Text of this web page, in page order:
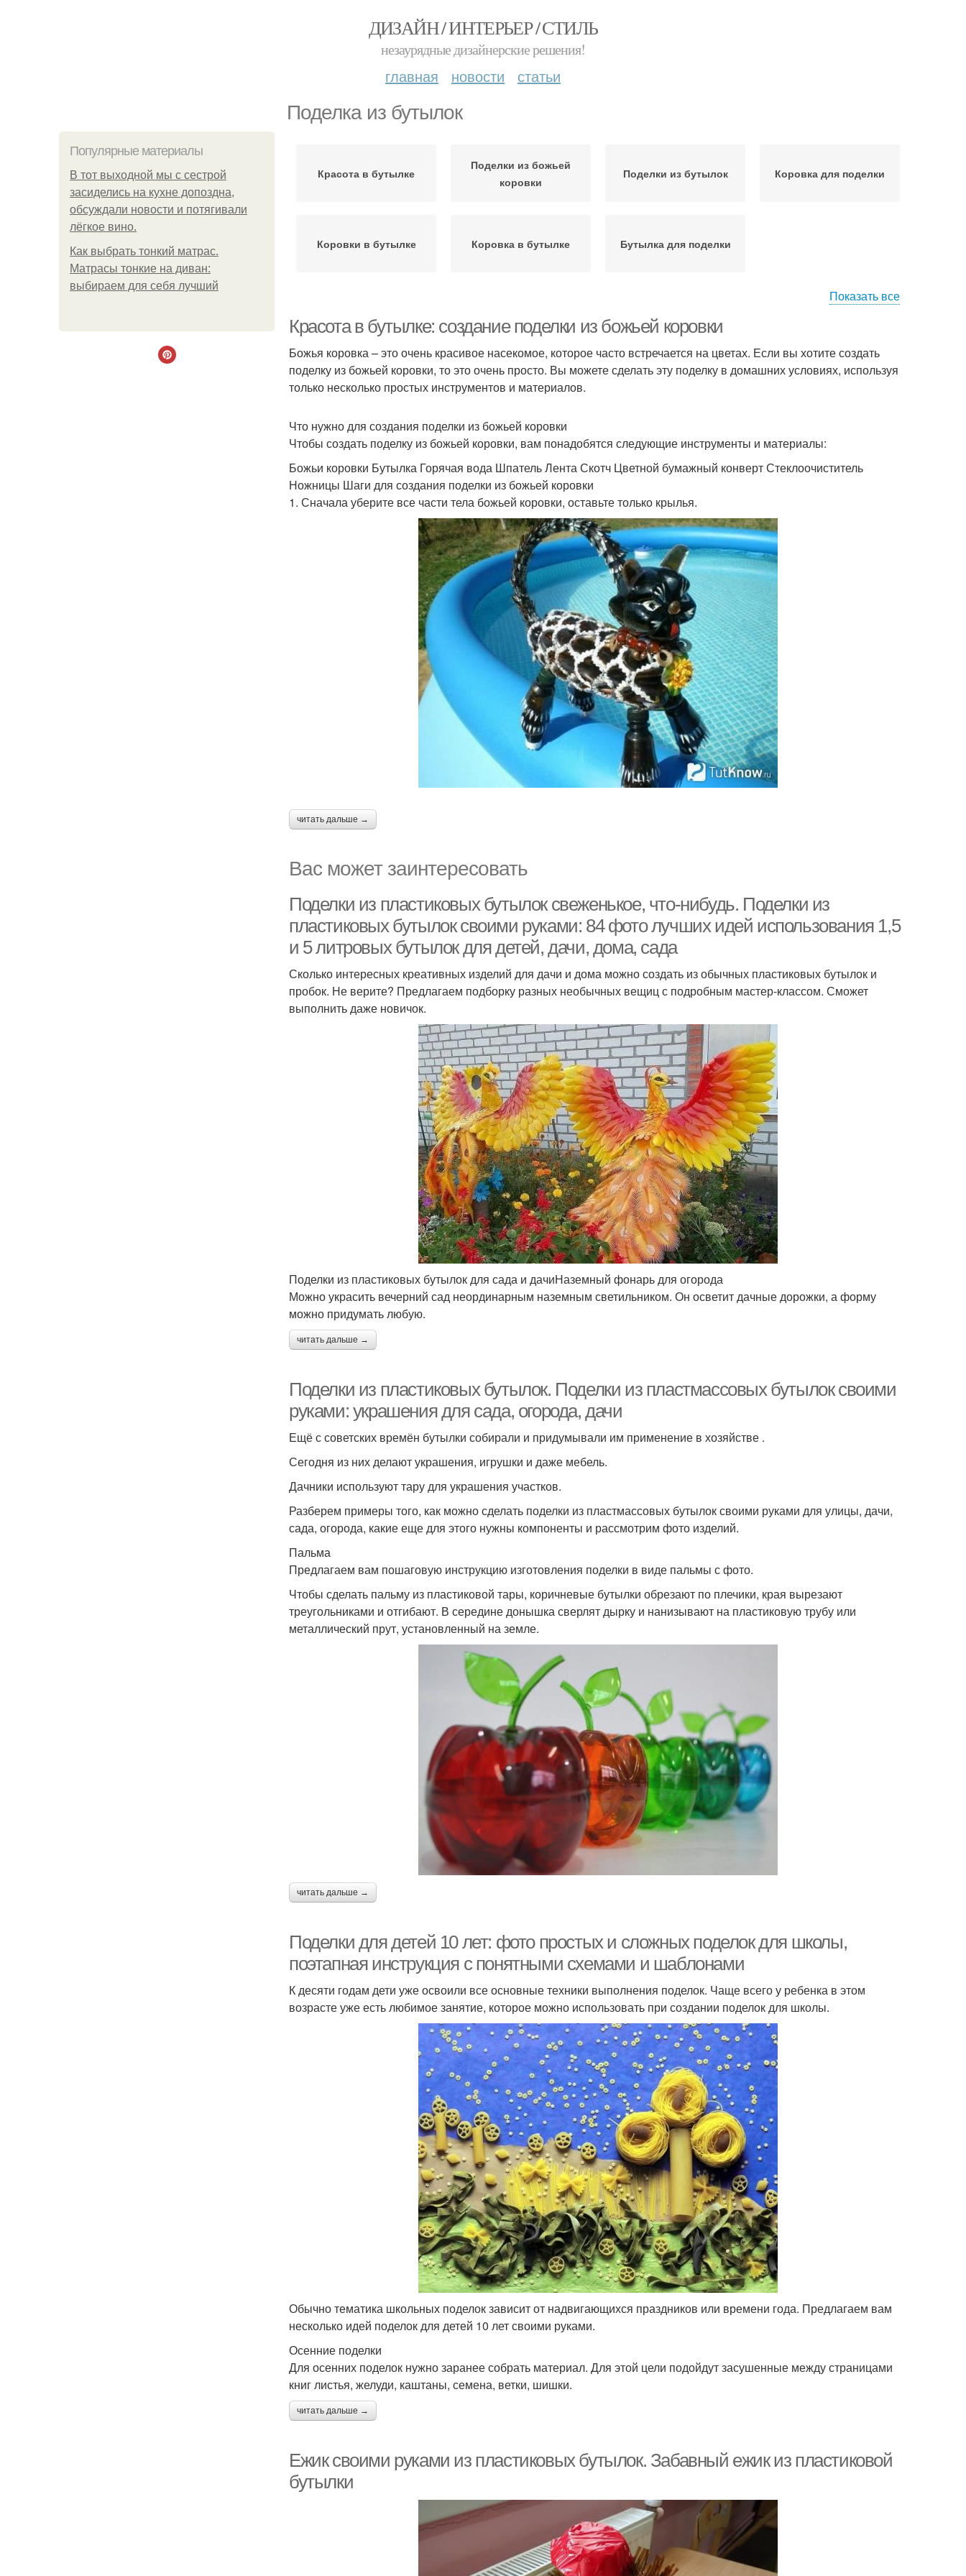
ДИЗАЙН / ИНТЕРЬЕР / СТИЛЬ
незаурядные дизайнерские решения!
главная новости статьи
Поделка из бутылок
Популярные материалы
В тот выходной мы с сестрой
засиделись на кухне допоздна,
обсуждали новости и потягивали
лёгкое вино.
Как выбрать тонкий матрас.
Матрасы тонкие на диван:
выбираем для себя лучший
Красота в бутылке
Поделки из божьей
коровки
Поделки из бутылок Коровка для поделки
Коровки в бутылке Коровка в бутылке Бутылка для поделки
Показать все
Красота в бутылке: создание поделки из божьей коровки
Божья коровка – это очень красивое насекомое, которое часто встречается на цветах. Если вы хотите создать
поделку из божьей коровки, то это очень просто. Вы можете сделать эту поделку в домашних условиях, используя
только несколько простых инструментов и материалов.
Что нужно для создания поделки из божьей коровки
Чтобы создать поделку из божьей коровки, вам понадобятся следующие инструменты и материалы:
Божьи коровки Бутылка Горячая вода Шпатель Лента Скотч Цветной бумажный конверт Стеклоочиститель
Ножницы Шаги для создания поделки из божьей коровки
1. Сначала уберите все части тела божьей коровки, оставьте только крылья.
читать дальше →
Вас может заинтересовать
Поделки из пластиковых бутылок свеженькое, что-нибудь. Поделки из
пластиковых бутылок своими руками: 84 фото лучших идей использования 1,5
и 5 литровых бутылок для детей, дачи, дома, сада
Сколько интересных креативных изделий для дачи и дома можно создать из обычных пластиковых бутылок и
пробок. Не верите? Предлагаем подборку разных необычных вещиц с подробным мастер-классом. Сможет
выполнить даже новичок.
Поделки из пластиковых бутылок для сада и дачиНаземный фонарь для огорода
Можно украсить вечерний сад неординарным наземным светильником. Он осветит дачные дорожки, а форму
можно придумать любую.
читать дальше →
Поделки из пластиковых бутылок. Поделки из пластмассовых бутылок своими
руками: украшения для сада, огорода, дачи
Ещё с советских времён бутылки собирали и придумывали им применение в хозяйстве .
Сегодня из них делают украшения, игрушки и даже мебель.
Дачники используют тару для украшения участков.
Разберем примеры того, как можно сделать поделки из пластмассовых бутылок своими руками для улицы, дачи,
сада, огорода, какие еще для этого нужны компоненты и рассмотрим фото изделий.
Пальма
Предлагаем вам пошаговую инструкцию изготовления поделки в виде пальмы с фото.
Чтобы сделать пальму из пластиковой тары, коричневые бутылки обрезают по плечики, края вырезают
треугольниками и отгибают. В середине донышка сверлят дырку и нанизывают на пластиковую трубу или
металлический прут, установленный на земле.
читать дальше →
Поделки для детей 10 лет: фото простых и сложных поделок для школы,
поэтапная инструкция с понятными схемами и шаблонами
К десяти годам дети уже освоили все основные техники выполнения поделок. Чаще всего у ребенка в этом
возрасте уже есть любимое занятие, которое можно использовать при создании поделок для школы.
Обычно тематика школьных поделок зависит от надвигающихся праздников или времени года. Предлагаем вам
несколько идей поделок для детей 10 лет своими руками.
Осенние поделки
Для осенних поделок нужно заранее собрать материал. Для этой цели подойдут засушенные между страницами
книг листья, желуди, каштаны, семена, ветки, шишки.
читать дальше →
Ежик своими руками из пластиковых бутылок. Забавный ежик из пластиковой
бутылки